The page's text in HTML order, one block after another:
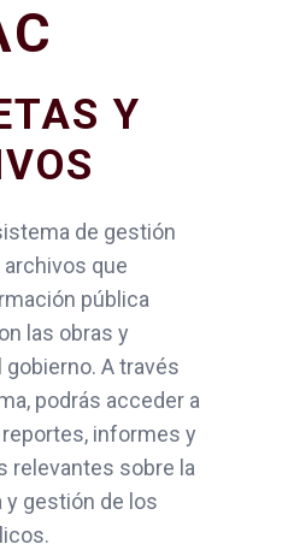
Y
de gestión
que
pública
las obras y
A través
podrás acceder a
informes y
relevantes sobre la
y gestión de los